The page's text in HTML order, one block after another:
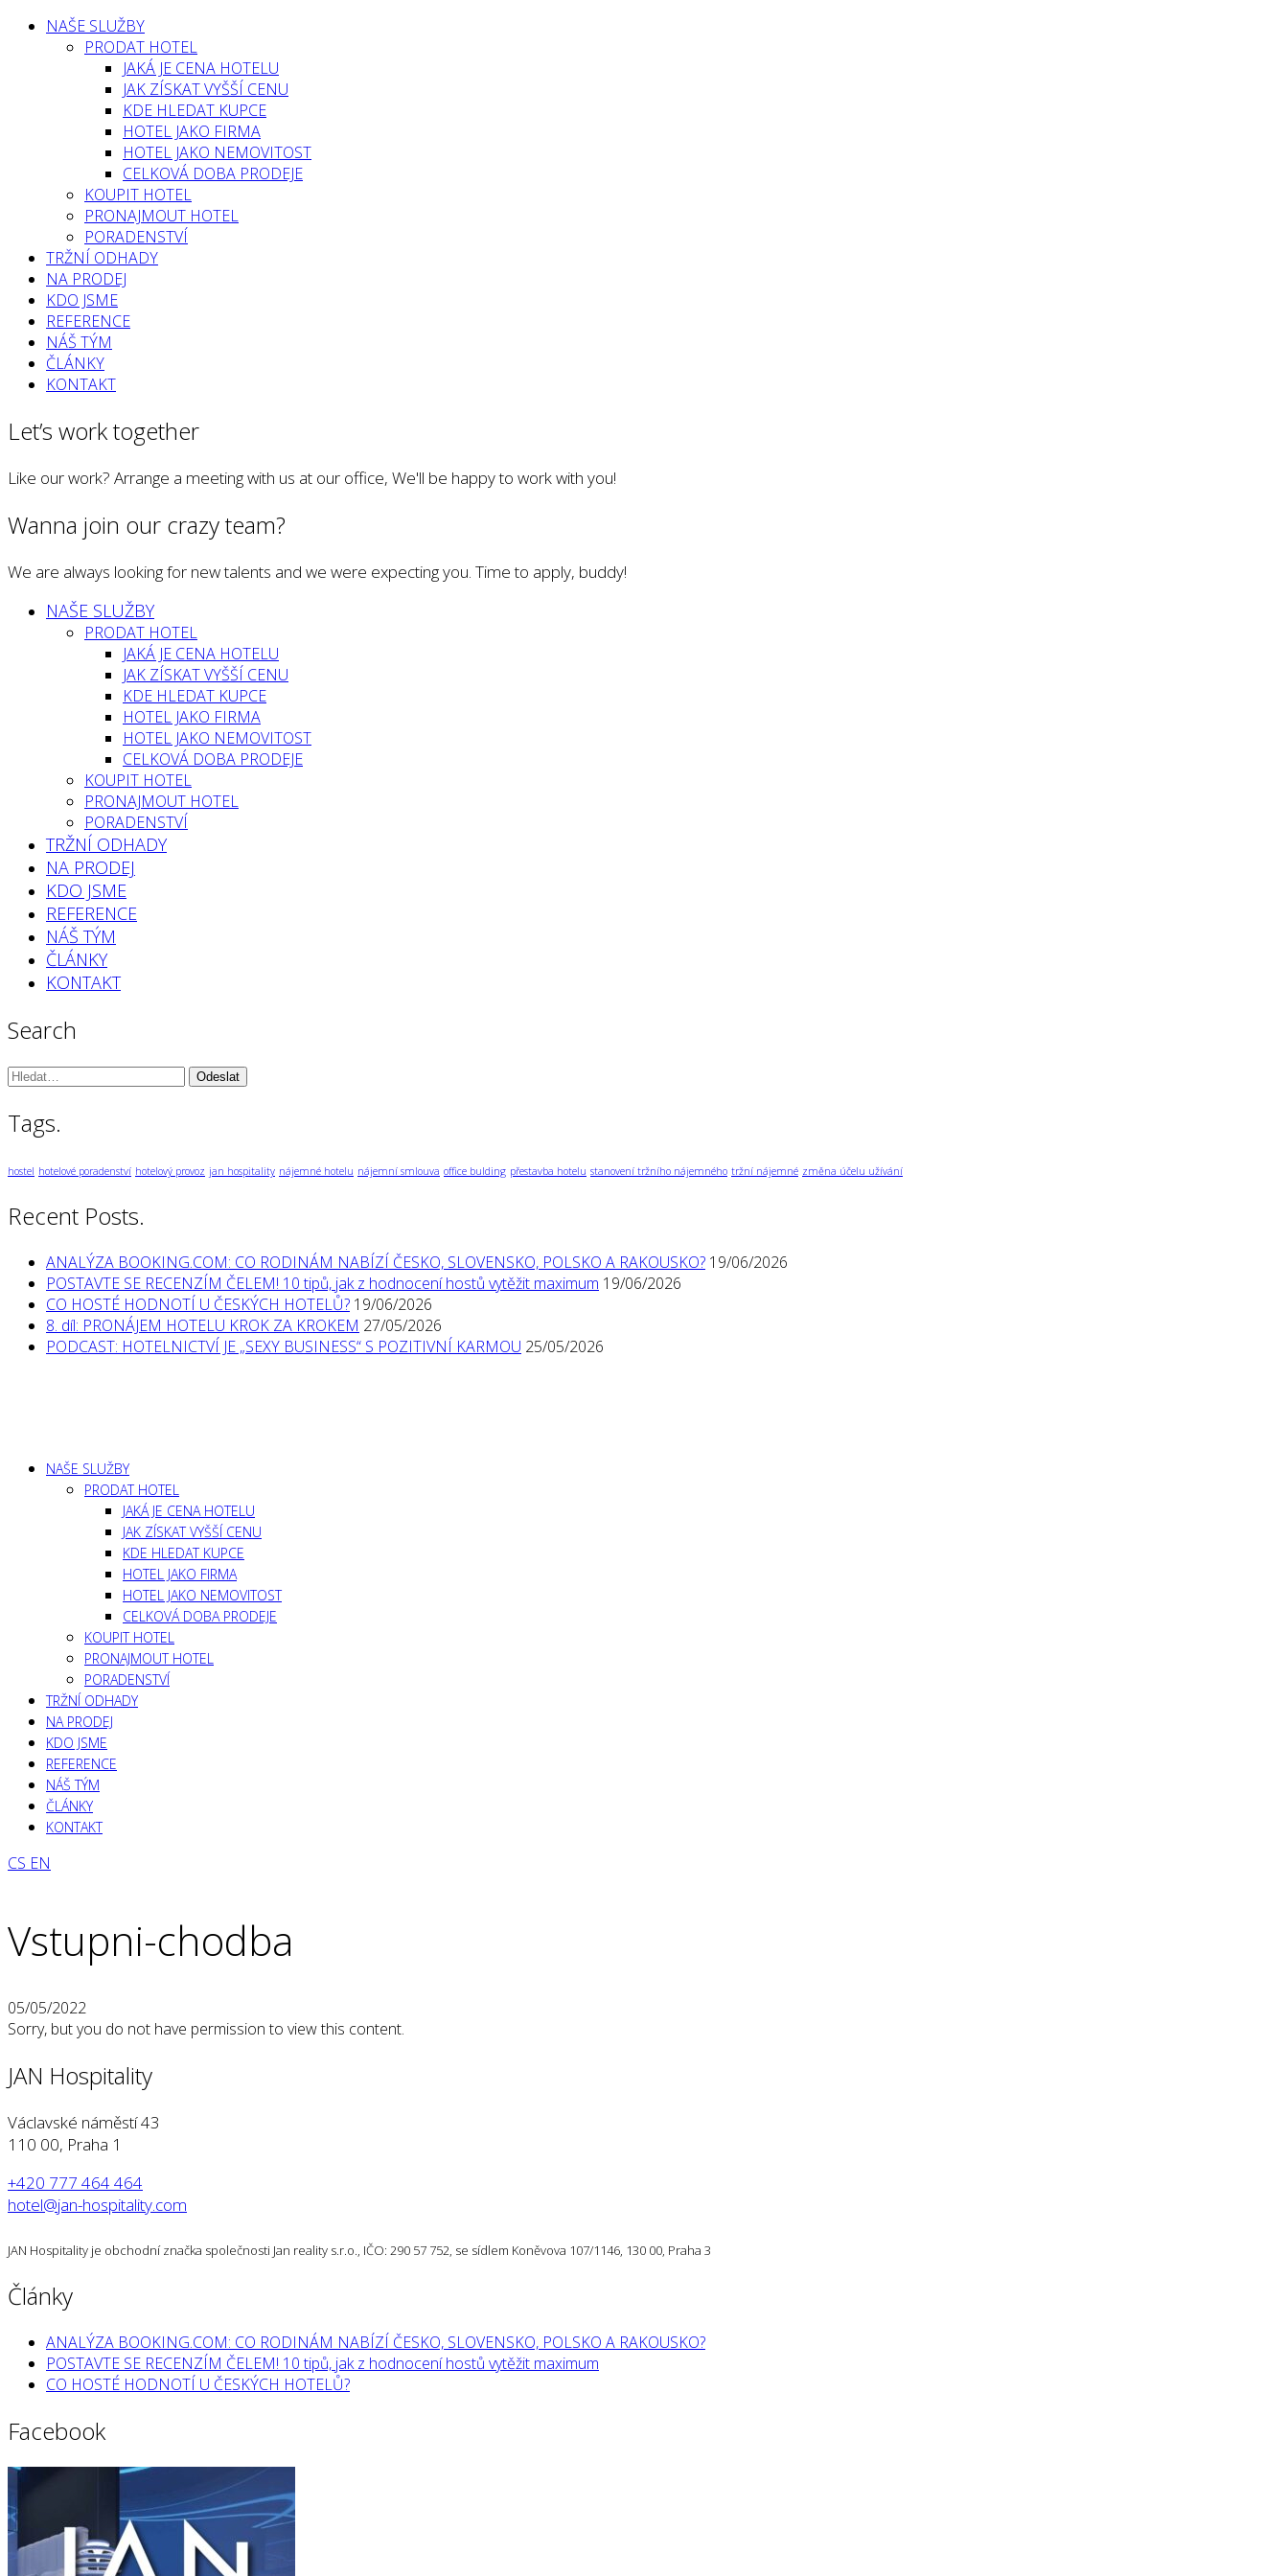
NAŠE SLUŽBY
PRODAT HOTEL
JAKÁ JE CENA HOTELU
JAK ZÍSKAT VYŠŠÍ CENU
KDE HLEDAT KUPCE
HOTEL JAKO FIRMA
HOTEL JAKO NEMOVITOST
CELKOVÁ DOBA PRODEJE
KOUPIT HOTEL
PRONAJMOUT HOTEL
PORADENSTVÍ
TRŽNÍ ODHADY
NA PRODEJ
KDO JSME
REFERENCE
NÁŠ TÝM
ČLÁNKY
KONTAKT
Let’s work together
Like our work? Arrange a meeting with us at our office, We'll be happy to work with you!
Wanna join our crazy team?
We are always looking for new talents and we were expecting you. Time to apply, buddy!
NAŠE SLUŽBY
PRODAT HOTEL
JAKÁ JE CENA HOTELU
JAK ZÍSKAT VYŠŠÍ CENU
KDE HLEDAT KUPCE
HOTEL JAKO FIRMA
HOTEL JAKO NEMOVITOST
CELKOVÁ DOBA PRODEJE
KOUPIT HOTEL
PRONAJMOUT HOTEL
PORADENSTVÍ
TRŽNÍ ODHADY
NA PRODEJ
KDO JSME
REFERENCE
NÁŠ TÝM
ČLÁNKY
KONTAKT
Search
Vyhledávání:
Tags.
hostel hotelové poradenství hotelový provoz jan hospitality nájemné hotelu nájemní smlouva office bulding přestavba hotelu stanovení tržního nájemného tržní nájemné změna účelu užívání
Recent Posts.
ANALÝZA BOOKING.COM: CO RODINÁM NABÍZÍ ČESKO, SLOVENSKO, POLSKO A RAKOUSKO? 19/06/2026
POSTAVTE SE RECENZÍM ČELEM! 10 tipů, jak z hodnocení hostů vytěžit maximum 19/06/2026
CO HOSTÉ HODNOTÍ U ČESKÝCH HOTELŮ? 19/06/2026
8. díl: PRONÁJEM HOTELU KROK ZA KROKEM 27/05/2026
PODCAST: HOTELNICTVÍ JE „SEXY BUSINESS“ S POZITIVNÍ KARMOU 25/05/2026
NAŠE SLUŽBY
PRODAT HOTEL
JAKÁ JE CENA HOTELU
JAK ZÍSKAT VYŠŠÍ CENU
KDE HLEDAT KUPCE
HOTEL JAKO FIRMA
HOTEL JAKO NEMOVITOST
CELKOVÁ DOBA PRODEJE
KOUPIT HOTEL
PRONAJMOUT HOTEL
PORADENSTVÍ
TRŽNÍ ODHADY
NA PRODEJ
KDO JSME
REFERENCE
NÁŠ TÝM
ČLÁNKY
KONTAKT
CS EN
Vstupni-chodba
05/05/2022
Sorry, but you do not have permission to view this content.
JAN Hospitality
Václavské náměstí 43
110 00, Praha 1
+420 777 464 464
hotel@jan-hospitality.com
JAN Hospitality je obchodní značka společnosti Jan reality s.r.o., IČO: 290 57 752, se sídlem Koněvova 107/1146, 130 00, Praha 3
Články
ANALÝZA BOOKING.COM: CO RODINÁM NABÍZÍ ČESKO, SLOVENSKO, POLSKO A RAKOUSKO?
POSTAVTE SE RECENZÍM ČELEM! 10 tipů, jak z hodnocení hostů vytěžit maximum
CO HOSTÉ HODNOTÍ U ČESKÝCH HOTELŮ?
Facebook